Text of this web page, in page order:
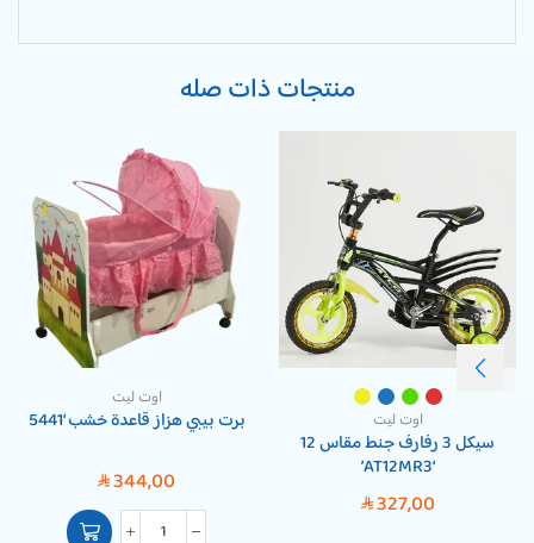
منتجات ذات صله
اوت ليت
سيكل 3 رفارف جنط مقاس 12
‘AT12MR3’
SAR327,00
اوت ليت
برت بيبي هزاز قاعدة خشب ‘5441
SAR344,00